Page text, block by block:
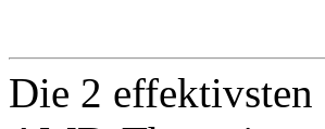
Die 2 effektivsten